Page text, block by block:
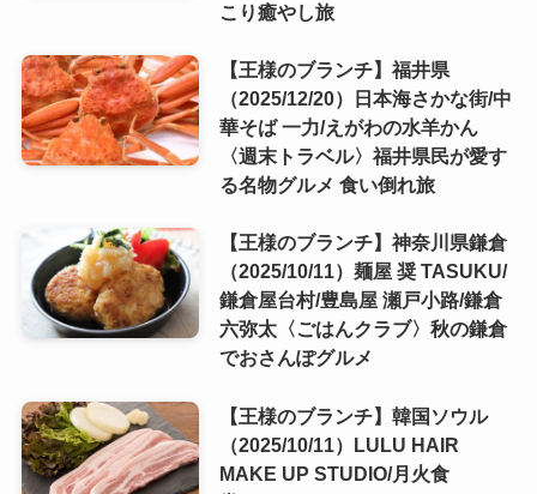
こり癒やし旅
【王様のブランチ】福井県
（2025/12/20）日本海さかな街/中
華そば 一力/えがわの水羊かん
〈週末トラベル〉福井県民が愛す
る名物グルメ 食い倒れ旅
【王様のブランチ】神奈川県鎌倉
（2025/10/11）麺屋 奨 TASUKU/
鎌倉屋台村/豊島屋 瀬戸小路/鎌倉
六弥太〈ごはんクラブ〉秋の鎌倉
でおさんぽグルメ
【王様のブランチ】韓国ソウル
（2025/10/11）LULU HAIR
MAKE UP STUDIO/月火食